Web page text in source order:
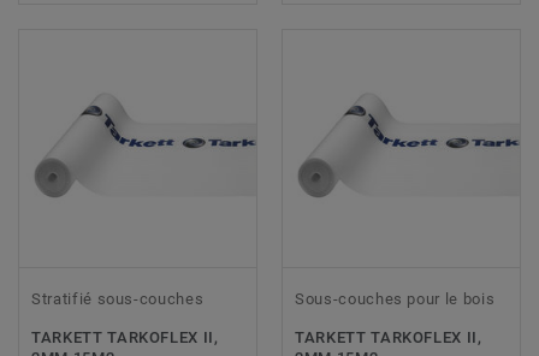
Stratifié sous-couches
TARKETT TARKOFLEX II,
Sous-couches pour le bois
TARKETT TARKOFLEX II,